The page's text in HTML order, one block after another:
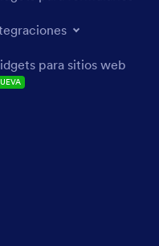
para sitios web